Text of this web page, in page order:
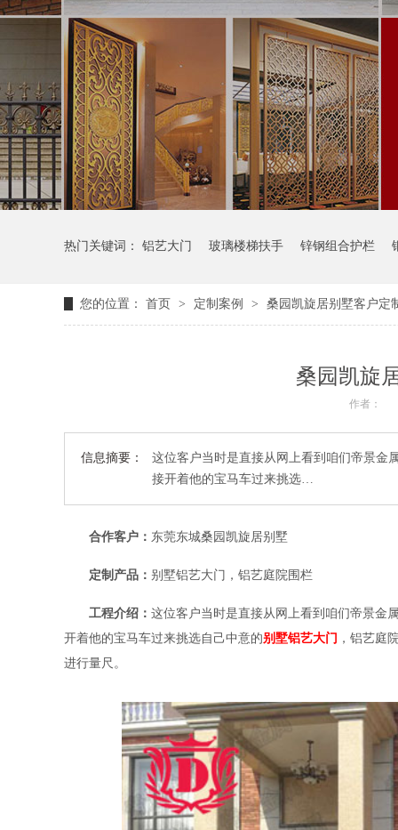
热门关键词： 铝艺大门 玻璃楼梯扶手 锌钢组合护栏
您的位置： 首页 > 定制案例 > 桑园凯旋居别墅客户定
桑园凯旋
作者：
信息摘要：
这位客户当时是直接从网上看到咱们帝景金
接开着他的宝马车过来挑选…
合作客户： 东莞东城桑园凯旋居别墅
定制产品： 别墅铝艺大门，铝艺庭院围栏
工程介绍： 这位客户当时是直接从网上看到咱们帝景金
开着他的宝马车过来挑选自己中意的别墅铝艺大门 ，铝艺庭
进行量尺。